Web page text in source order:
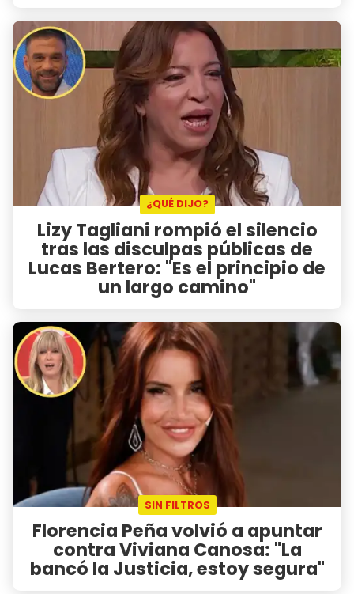
¿QUÉ DIJO?
Lizy Tagliani rompió el silencio
tras las disculpas públicas de
Lucas Bertero: "Es el principio de
un largo camino"
SIN FILTROS
Florencia Peña volvió a apuntar
contra Viviana Canosa: "La
bancó la Justicia, estoy segura"